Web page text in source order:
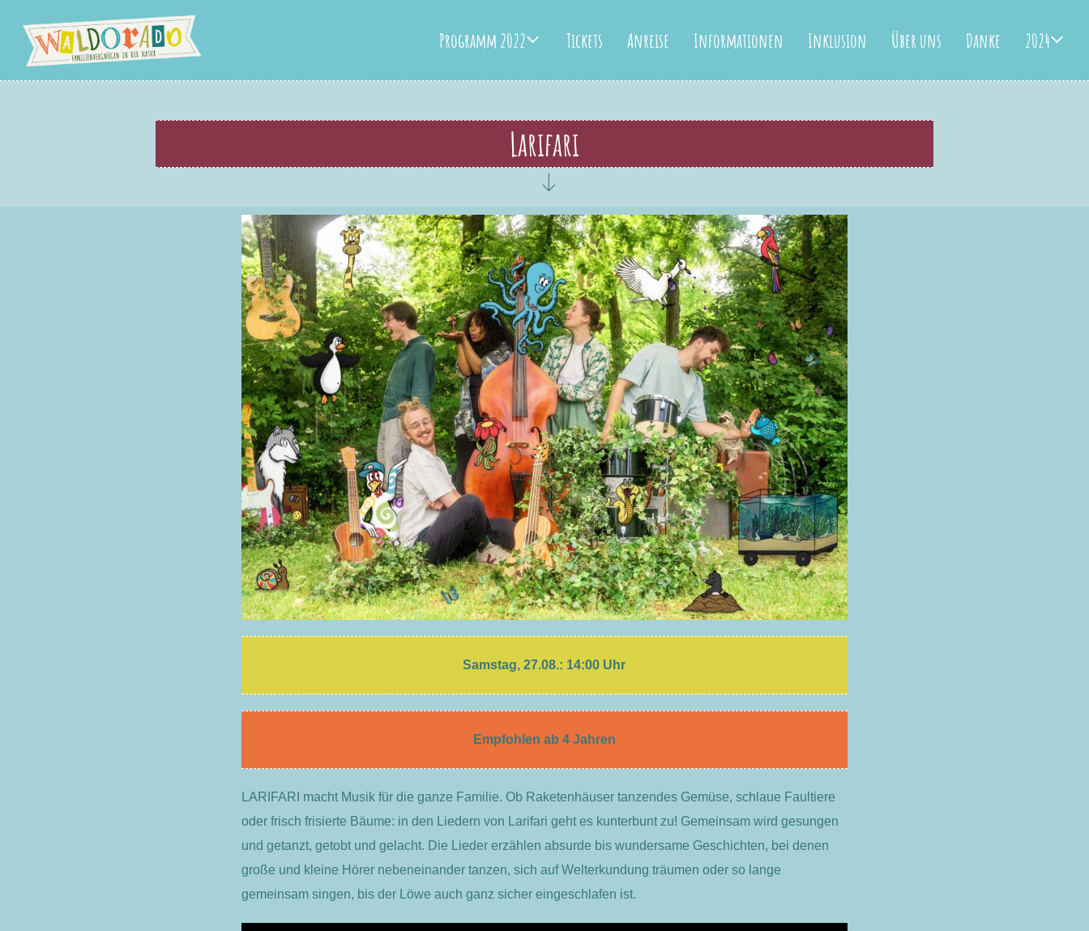
Programm 2022 Tickets Anreise Informationen Inklusion Über uns Danke 2024
Larifari
Samstag, 27.08.: 14:00 Uhr
Empfohlen ab 4 Jahren
LARIFARI macht Musik für die ganze Familie. Ob Raketenhäuser tanzendes Gemüse, schlaue Faultiere
oder frisch frisierte Bäume: in den Liedern von Larifari geht es kunterbunt zu! Gemeinsam wird gesungen
und getanzt, getobt und gelacht. Die Lieder erzählen absurde bis wundersame Geschichten, bei denen
große und kleine Hörer nebeneinander tanzen, sich auf Welterkundung träumen oder so lange
gemeinsam singen, bis der Löwe auch ganz sicher eingeschlafen ist.